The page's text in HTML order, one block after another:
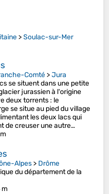
>Soulac-sur-Mer
Comté >Jura
se situent dans une petite
jurassien à l'origine
deux torrents : le
se situe au pied du village
les deux lacs qui
de creuser une autre…
Alpes > Drôme
du département de la
m